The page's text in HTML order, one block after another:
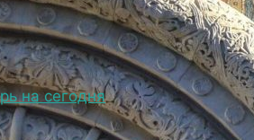
на сегодня